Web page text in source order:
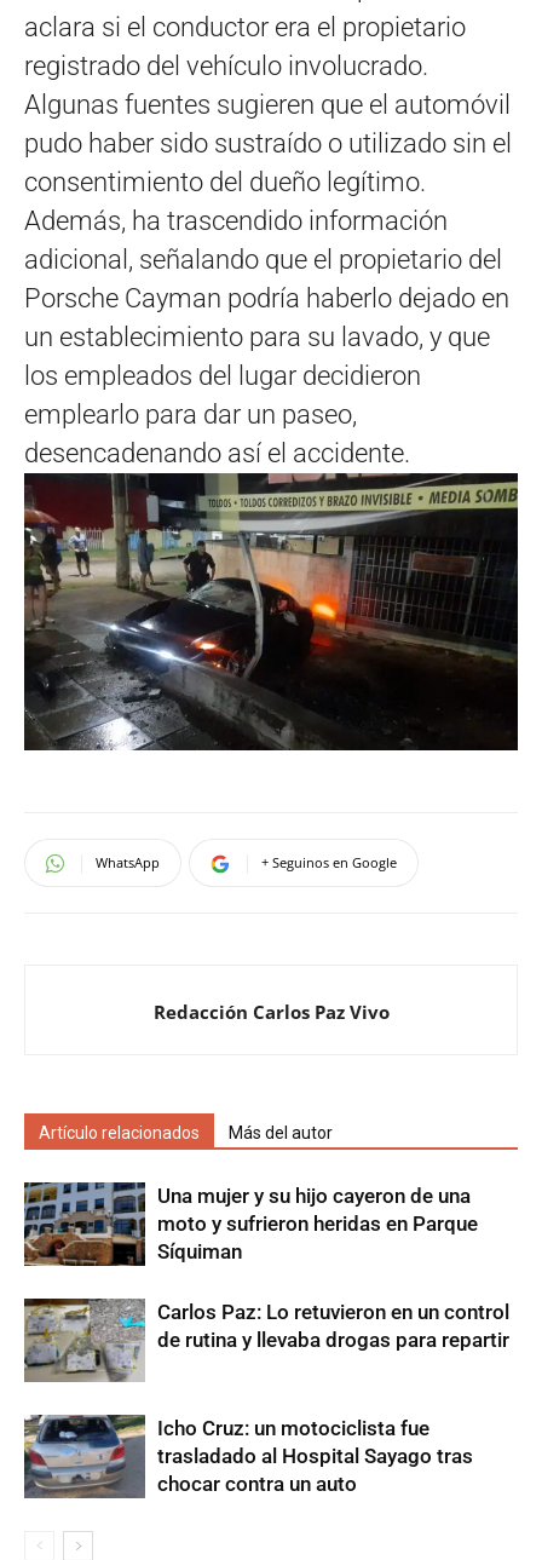
aclara si el conductor era el propietario
registrado del vehículo involucrado.
Algunas fuentes sugieren que el automóvil
pudo haber sido sustraído o utilizado sin el
consentimiento del dueño legítimo.
Además, ha trascendido información
adicional, señalando que el propietario del
Porsche Cayman podría haberlo dejado en
un establecimiento para su lavado, y que
los empleados del lugar decidieron
emplearlo para dar un paseo,
desencadenando así el accidente.
WhatsApp + Seguinos en Google
Redacción Carlos Paz Vivo
Artículo relacionados Más del autor
Una mujer y su hijo cayeron de una
moto y sufrieron heridas en Parque
Síquiman
Carlos Paz: Lo retuvieron en un control
de rutina y llevaba drogas para repartir
Icho Cruz: un motociclista fue
trasladado al Hospital Sayago tras
chocar contra un auto